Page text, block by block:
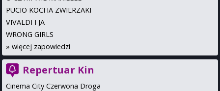
PUCIO KOCHA ZWIERZAKI
VIVALDI I JA
WRONG GIRLS
» więcej zapowiedzi
Repertuar Kin
Cinema City Czerwona Droga